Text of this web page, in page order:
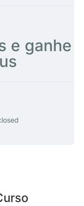
e ganhe